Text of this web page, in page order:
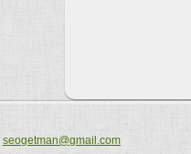
seogetman@gmail.com